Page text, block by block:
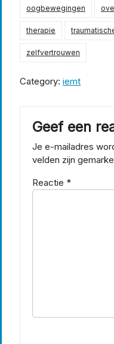
oogbewegingen
therapie
zelfvertrouwen
Category: iemt
Geef een
Je e-mailadres
velden zijn
Reactie *